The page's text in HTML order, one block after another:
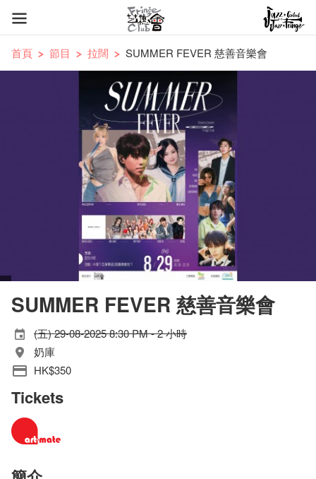
首頁 節目 拉闊 SUMMER FEVER 慈善音樂會
SUMMER FEVER 慈善音樂會
(五) 29-08-2025 8:30 PM - 2 小時
奶庫
HK$350
Tickets